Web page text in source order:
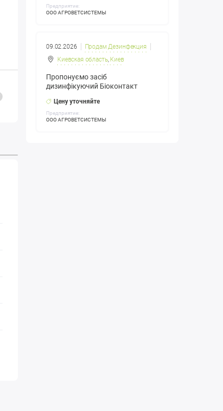
Предприятие:
ООО АГРОВЕТСИСТЕМЫ
09.02.2026
Продам Дезинфекция
Киевская область, Киев
Пропонуємо засіб
дизинфікуючий Біоконтакт
Цену уточняйте
Предприятие:
ООО АГРОВЕТСИСТЕМЫ